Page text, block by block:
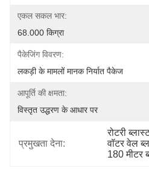
एकल सकल भार:
68.000 किग्रा
पैकेजिंग विवरण:
लकड़ी के मामलों मानक निर्यात पैकेज
आपूर्ति की क्षमता:
विस्तृत उद्धरण के आधार पर
प्रमुखता देना:
रोटरी
वॉटर वेल
180 मीटर